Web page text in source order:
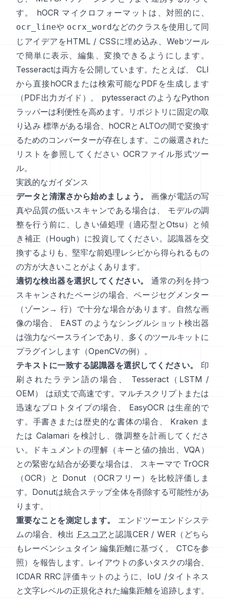
す。
hOCR マイクロフォーマットは、対照的に、
ocr_lineや ocrx_wordなどのクラスを使用して同
じアイデアをHTML / CSSに埋め込み、Webツール
で簡単に表示、編集、変換できるようにします。
Tesseractは両方を公開しています。たとえば、 CLI
から直接hOCRまたは検索可能なPDFを生成します
（PDF出力ガイド ）。 pytesseract のようなPython
ラッパーは利便性を高めます。リポジトリに固定の取
り込み 標準がある場合、hOCRとALTOの間で変換す
るためのコンバーターが存在します。この厳選された
リストを参照してください OCRファイル形式ツー
ル。
実践的なガイダンス
データと清潔さから始めましょう。
画像が電話の写
真や品質の低いスキャンである場合は、 モデルの調
整を行う前に、しきい値処理（適応型とOtsu）と傾
き補正（Hough ）に投資してください。認識器を交
換するよりも、堅牢な前処理レシピから得られるもの
の方が大きいことがよくあります。
適切な検出器を選択してください。
通常の列を持つ
スキャンされたページの場合、ページセグメンター
（ゾーン→ 行）で十分な場合があります。自然な画
像の場合、
EAST のようなシングルショット検出器
は強力なベースラインであり、多くのツールキットに
プラグインします（OpenCVの例）。
テキストに一致する認識器を選択してください。
印
刷されたラテン語の場合、
Tesseract（LSTM /
OEM）
は頑丈で高速です。マルチスクリプトまたは
迅速なプロトタイプの場合、
EasyOCR は生産的で
す。手書きまたは歴史的な書体の場合、
Kraken ま
たは Calamari を検討し、微調整を計画してくださ
い。ドキュメントの理解（キーと値の抽出、VQA）
との緊密な結合が必要な場合は、 スキーマで TrOCR
（OCR）と Donut
（OCRフリー）を比較評価しま
す。Donutは統合ステップ全体を削除する可能性があ
ります。
重要なことを測定します。
エンドツーエンドシステ
ムの場合、検出 Fスコア と認識CER / WER（どちら
もレーベンシュタイン 編集距離に基づく。
CTCを参
照）を報告します。レイアウトの多いタスクの場合、
ICDAR RRC 評価キットのように、IoU /タイトネス
と文字レベルの正規化された編集距離を追跡します。